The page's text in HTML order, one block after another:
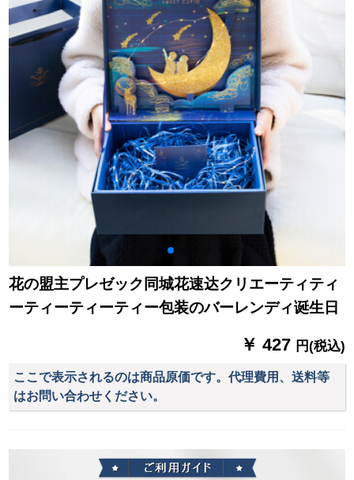
ットレットレットレ
ットレットレットレ
ットレット
花の盟主プレゼック同城花速达クリエーティティ
ーティーティーティー包装のバーレンディ诞生日
￥ 427 円(税込)
ここで表示されるのは商品原価です。代理費用、送料等
はお問い合わせください。